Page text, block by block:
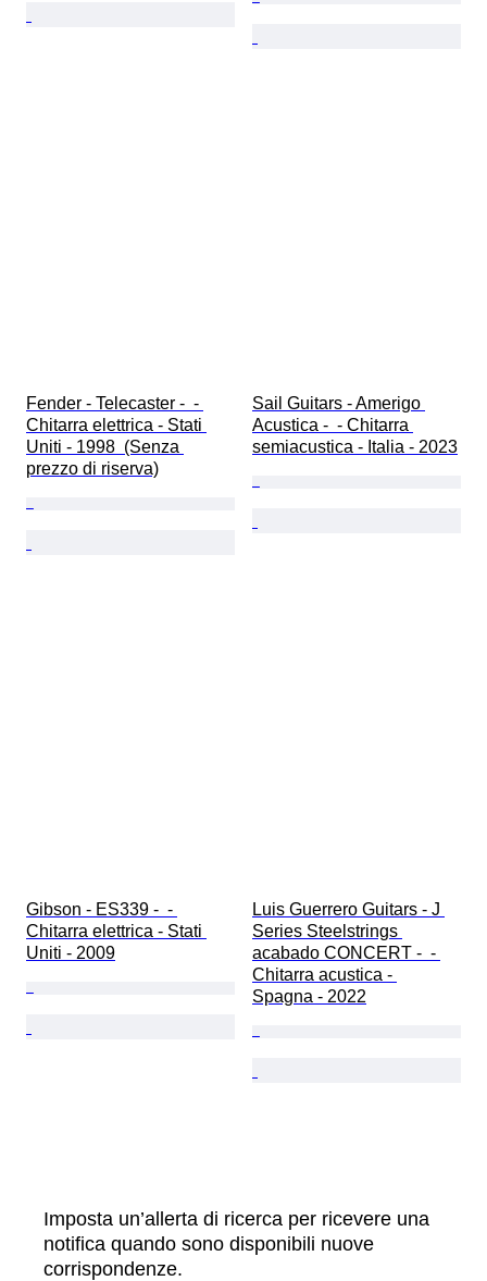
Fender - Telecaster -  -
Chitarra elettrica - Stati
Uniti - 1998  (Senza
prezzo di riserva)
Sail Guitars - Amerigo
Acustica -  - Chitarra
semiacustica - Italia - 2023
Gibson - ES339 -  -
Chitarra elettrica - Stati
Uniti - 2009
Luis Guerrero Guitars - J
Series Steelstrings
acabado CONCERT -  -
Chitarra acustica -
Spagna - 2022
Imposta un’allerta di ricerca per ricevere una
notifica quando sono disponibili nuove
corrispondenze.